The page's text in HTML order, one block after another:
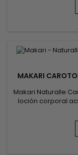
MAKARI
Makari Naturalle
loción corporal
manchas
protección SPF15
tez queda
Corporal